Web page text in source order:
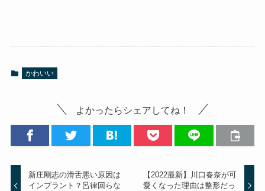
かわいい
よかったらシェアしてね！
新庄剛志の滑舌悪い原因は
インプラント？呂律回らな
【2022最新】川口春奈が可
愛くなった理由は整形だっ